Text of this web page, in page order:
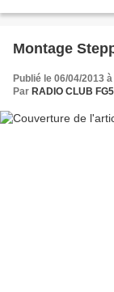
Montage
Publié le 06/04/2013
Par RADIO CLUB